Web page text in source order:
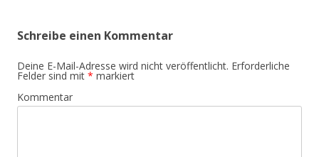
Schreibe einen Kommentar
Deine E-Mail-Adresse wird nicht veröffentlicht. Erforderliche
Felder sind mit * markiert
Kommentar